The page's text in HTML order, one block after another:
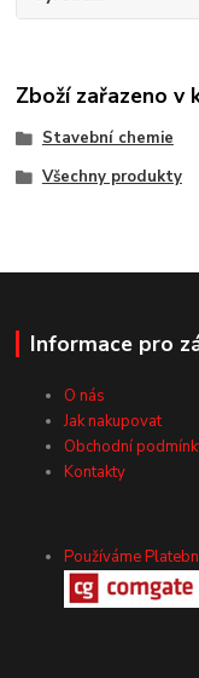
Zboží zařazeno v
Stavební chemie
Všechny produkty
Informace pro
O nás
Jak nakupovat
Obchodní
Kontakty
Používáme